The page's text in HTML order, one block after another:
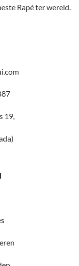
Rapé ter wereld.
19,